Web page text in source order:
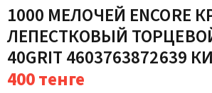
1000 МЕЛОЧЕЙ ENCORE
ЛЕПЕСТКОВЫЙ
40GRIT 4603763872639
400тенге